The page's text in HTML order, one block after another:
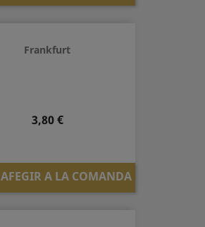
Frankfurt
Preu
3,80 €
AFEGIR A LA COMANDA